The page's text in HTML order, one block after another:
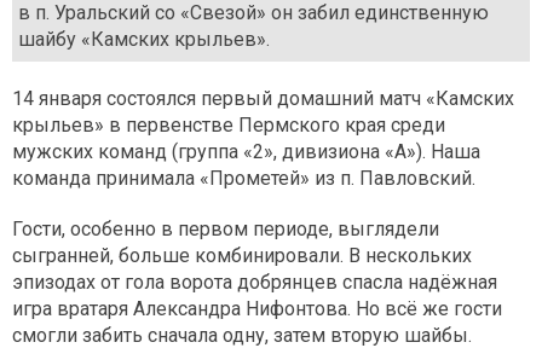
в п. Уральский со «Свезой» он забил единственную
шайбу «Камских крыльев».
14 января состоялся первый домашний матч «Камских
крыльев» в первенстве Пермского края среди
мужских команд (группа «2», дивизиона «А»). Наша
команда принимала «Прометей» из п. Павловский.
Гости, особенно в первом периоде, выглядели
сыгранней, больше комбинировали. В нескольких
эпизодах от гола ворота добрянцев спасла надёжная
игра вратаря Александра Нифонтова. Но всё же гости
смогли забить сначала одну, затем вторую шайбы.